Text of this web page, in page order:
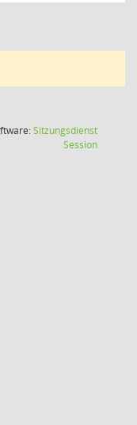
Sitzungsdienst
Session(Wird in